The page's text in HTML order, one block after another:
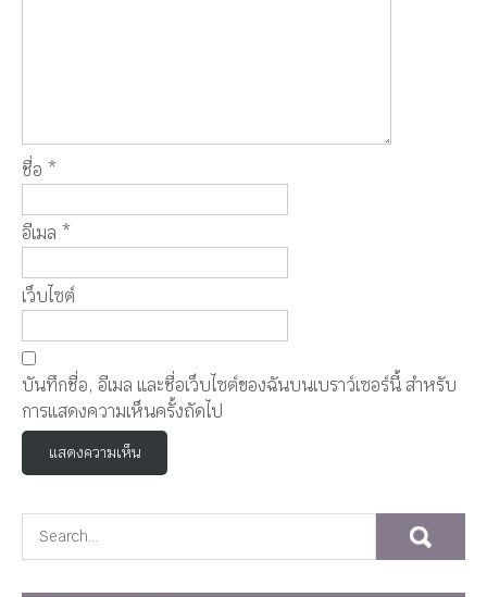
ชื่อ *
อีเมล *
เว็บไซต์
บันทึกชื่อ, อีเมล และชื่อเว็บไซต์ของฉันบนเบราว์เซอร์นี้ สำหรับ
การแสดงความเห็นครั้งถัดไป